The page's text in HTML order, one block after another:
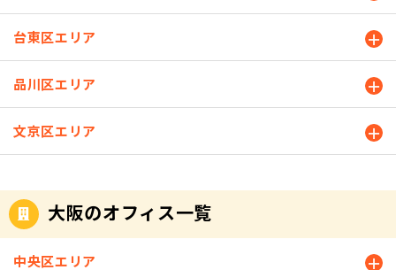
台東区エリア
品川区エリア
文京区エリア
大阪のオフィス一覧
中央区エリア